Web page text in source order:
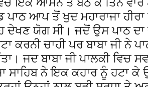
ਆਪ ਤੋਂ ਖੁਦ ਮਹਾਰਾਜਾ ਹੀਰਾ
ਯੋਗ ਸੀ। ਜਦੋਂ ਉਸ ਪਾਠ ਦਾ
ਕਰਨੀ ਚਾਹੀ ਪਰ ਬਾਬਾ ਜੀ ਨੇ
ਜਦ ਬਾਬਾ ਜੀ ਪਾਲਕੀ
ਸਾਹਿਬ ਨੇ ਇਕ ਕਹਾਰ ਨੂੰ ਹਟਾ